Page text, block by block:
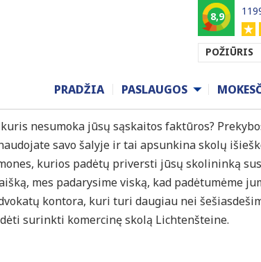
8,9
POŽIŪRIS
PRADŽIA PASLAUGOS
nesumoka jūsų sąskaitos faktūros?
savo šalyje ir tai apsunkina skolų
kurios padėtų priversti jūsų skolininką
mes padarysime viską, kad padėtumėme
kontora, kuri turi daugiau nei
surinkti komercinę skolą Lichtenšteine.